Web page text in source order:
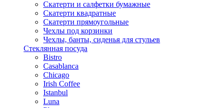
Скатерти и салфетки бумажные
Скатерти квадратные
Скатерти прямоугольные
Чехлы под корзинки
Чехлы, банты, сиденья для стульев
Стеклянная посуда
Bistro
Casablanca
Chicago
Irish Coffee
Istanbul
Luna